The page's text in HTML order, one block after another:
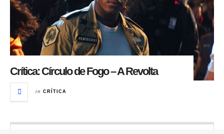
Crítica: Círculo de Fogo – A Revolta
in CRÍTICA